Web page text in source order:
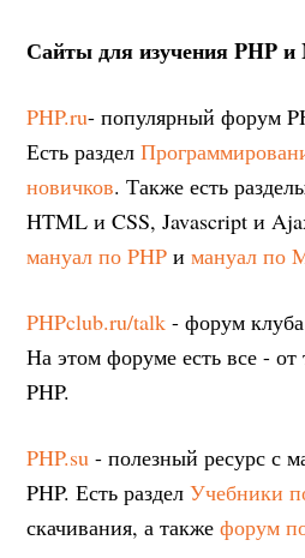
Сайты для изучения PHP
PHP.ru- популярный форум
Есть раздел
новичков. Также есть
HTML и CSS, Javascript и
мануал по PHP имануал по
PHPclub.ru/talk - форум клуба
На этом форуме есть все -
PHP.
PHP.su - полезный ресурс с
PHP. Есть разделУчебники
скачивания, а такжефорум